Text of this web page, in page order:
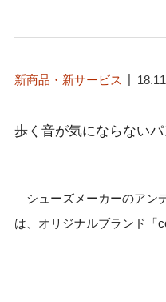
新商品・新サービス
歩く音が気にならないパ
シューズメーカーのアン
は、オリジナルブランド「